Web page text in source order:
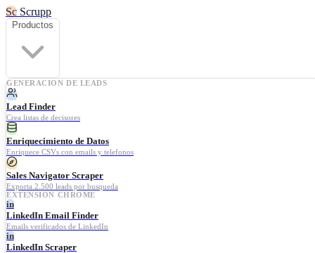
Sc Scrupp
Productos
GENERACION DE LEADS
Lead Finder
Crea listas de decisores
Enriquecimiento de Datos
Enriquece CSVs con emails y telefonos
Sales Navigator Scraper
Exporta 2.500 leads por busqueda
EXTENSION CHROME
in
LinkedIn Email Finder
Emails verificados de LinkedIn
in
LinkedIn Scraper